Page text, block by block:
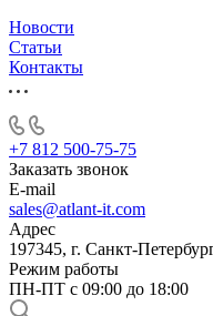
Новости
Статьи
Контакты
+7 812 500-75-75
Заказать звонок
E-mail
sales@atlant-it.com
Адрес
197345, г. Санкт-
Режим работы
ПН-ПТ с 09:00 до 18:00